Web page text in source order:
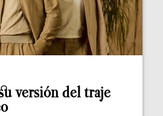
versión del traje